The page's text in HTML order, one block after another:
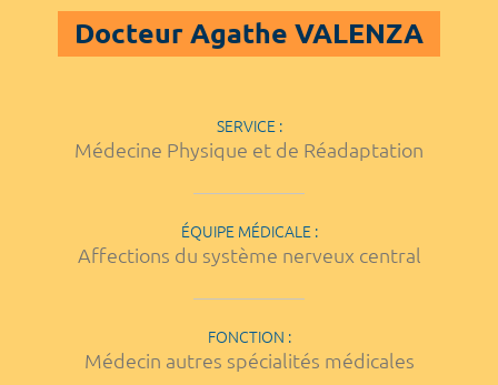
Docteur Agathe VALENZA
SERVICE :
Médecine Physique et de Réadaptation
ÉQUIPE MÉDICALE :
Affections du système nerveux central
FONCTION :
Médecin autres spécialités médicales